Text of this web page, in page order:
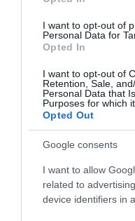
I want to opt-out of
Personal Data for
Opted In
I want to opt-out of
Retention, Sale,
Personal Data that
Purposes for which
Opted Out
Google consents
I want to allow
related to
device identifiers in
Hivatalos, megvan
Százból négyen
nyugdíj nyugdíjas